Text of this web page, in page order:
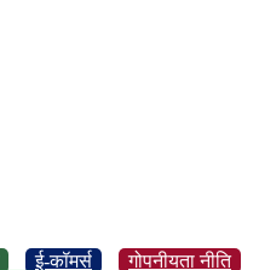
ई-कॉमर्स
गोपनीयता नीति